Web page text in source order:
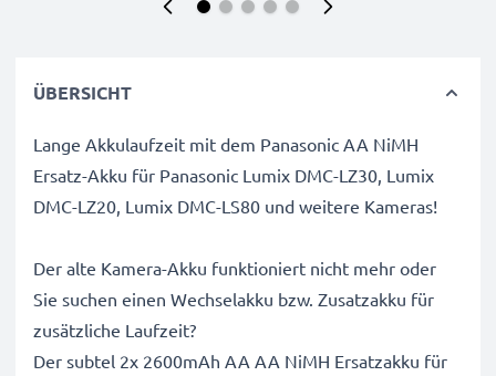
ÜBERSICHT
Lange Akkulaufzeit mit dem Panasonic AA NiMH
Ersatz-Akku für Panasonic Lumix DMC-LZ30, Lumix
DMC-LZ20, Lumix DMC-LS80 und weitere Kameras!
Der alte Kamera-Akku funktioniert nicht mehr oder
Sie suchen einen Wechselakku bzw. Zusatzakku für
zusätzliche Laufzeit?
Der subtel 2x 2600mAh AA AA NiMH Ersatzakku für